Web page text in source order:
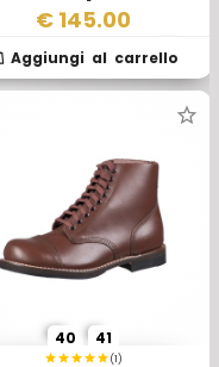
Wehrmacht M43
€ 145.00
(1)
40 41